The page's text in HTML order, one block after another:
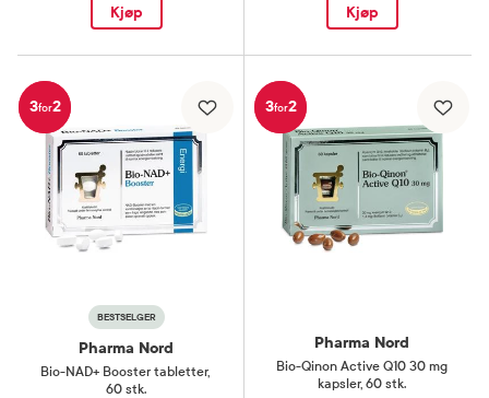
Kjøp Kjøp
3for2
BESTSELGER
Pharma Nord
Bio-NAD+ Booster tabletter,
60 stk.
3for2
Pharma Nord
Bio-Qinon Active Q10 30 mg
kapsler, 60 stk.